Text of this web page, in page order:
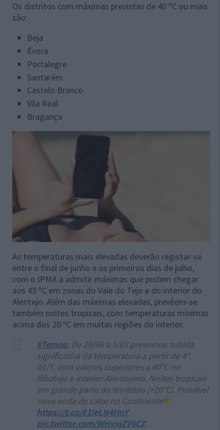
Os distritos com máximas previstas de 40 ºC ou mais
são:
Beja
Évora
Portalegre
Santarém
Castelo Branco
Vila Real
Bragança
As temperaturas mais elevadas deverão registar-se
entre o final de junho e os primeiros dias de julho,
com o IPMA a admitir máximas que podem chegar
aos 43 ºC em zonas do Vale do Tejo e do interior do
Alentejo. Além das máximas elevadas, prevêem-se
também noites tropicais, com temperaturas mínimas
acima dos 20 ºC em muitas regiões do interior.
#Tempo: De 29/06 a 5/07 prevemos subida
significativa da temperatura a partir de 4ª,
01/7, com valores superiores a 40°C no
Ribatejo e interior Alentejano. Noites tropicais
em grande parte do território (>20°C). Provável
nova onda de calor no Continente
https://t.co/E1IeLN4HnY
pic.twitter.com/WHxIqZV6CZ